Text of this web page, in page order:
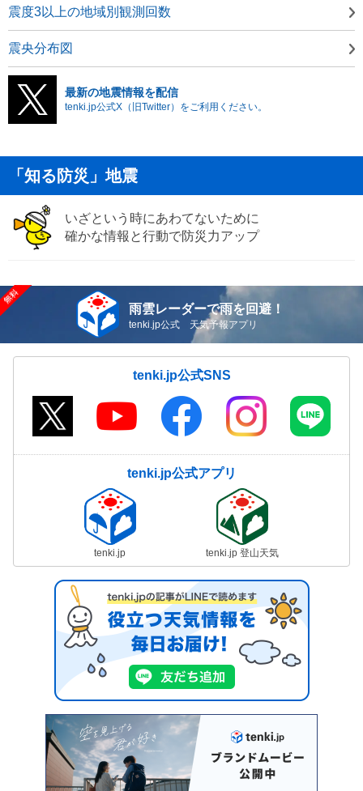
震度3以上の地域別観測回数
震央分布図
最新の地震情報を配信
tenki.jp公式X（旧Twitter）をご利用ください。
「知る防災」地震
いざという時にあわてないために
確かな情報と行動で防災力アップ
雨雲レーダーで雨を回避！
tenki.jp公式 天気予報アプリ
tenki.jp公式SNS
tenki.jp公式アプリ
tenki.jp tenki.jp 登山天気